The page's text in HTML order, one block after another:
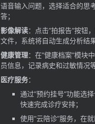
语音输入问题，选择适合的思
答；
影像解读：点击”拍报告”按钮
文件，系统将自动生成分析结果
健康管理：在”健康档案”模块
员信息，记录病史和过敏情况
医疗服务：
通过”预约挂号”功能选
快速完成诊疗安排；
使用”云陪诊”服务，在